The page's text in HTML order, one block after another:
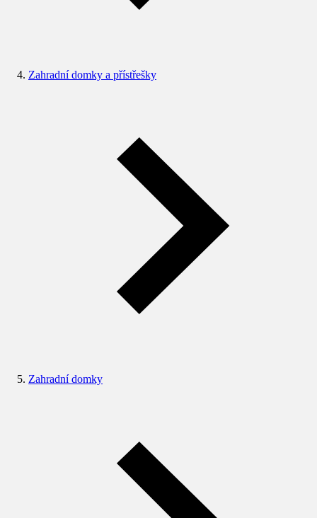
Zahradní domky a přístřešky
Zahradní domky